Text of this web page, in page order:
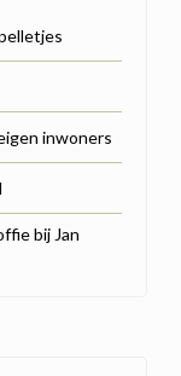
inwoners
bij Jan